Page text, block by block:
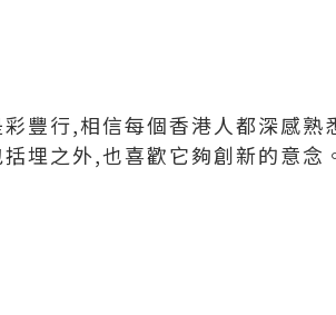
豐行,相信每個香港人都深感熟
埋之外,也喜歡它夠創新的意念